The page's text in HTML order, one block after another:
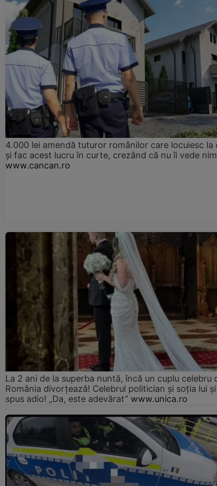
4.000 lei amendă tuturor românilor care locuiesc la
și fac acest lucru în curte, crezând că nu îi vede
www.cancan.ro
La 2 ani de la superba nuntă, încă un cuplu celebru
România divorțează! Celebrul politician și soția lui
spus adio! „Da, este adevărat” www.unica.ro